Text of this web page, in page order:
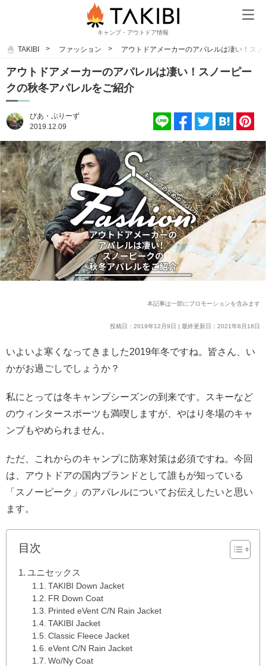
キャンプ・アウトドア情報
TAKIBI ファッション アウトドアメーカーのアパレルは凄い！ス
アウトドアメーカーのアパレルは凄い！スノーピー
クの秋冬アパレルをご紹介
びあ・ぷりーず
2019.12.09
本記事は一部にプロモーションを含みます
投稿日：2019年12月9日 | 最終更新日：2021年8月18日
いよいよ寒くなってきました2019年冬ですね。皆さん、い
かがお過ごしでしょうか？
私にとっては冬キャンプシーズンの到来です。スキーなど
のウィンタースポーツも満喫しますが、やはり冬場のキャ
ンプもやめられません。
ただ、これからのキャンプに防寒対策は必須ですね。今回
は、アウトドアの国内ブランドとして誰もが知っている
「スノーピーク」のアパレルについてお伝えしたいと思い
ます。
目次
ユニセックス
TAKIBI Down Jacket
FR Down Coat
Printed eVent C/N Rain Jacket
TAKIBI Jacket
Classic Fleece Jacket
eVent C/N Rain Jacket
Wo/Ny Coat